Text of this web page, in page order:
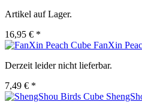
Artikel auf Lager.
16,95 € *
FanXin
Derzeit leider nicht lieferbar.
7,49 € *